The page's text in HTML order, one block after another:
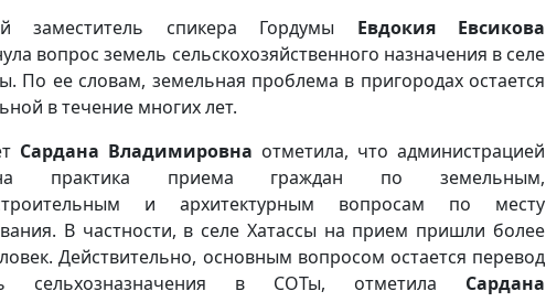
заместитель спикера Гордумы Евдокия Евсикова
вопрос земель сельскохозяйственного назначения в селе
По ее словам, земельная проблема в пригородах остается
в течение многих лет.
Сардана Владимировна отметила, что администрацией
практика приема граждан по земельным,
и архитектурным вопросам по месту
В частности, в селе Хатассы на прием пришли более
Действительно, основным вопросом остается перевод
сельхозназначения в СОТы, отметила Сардана